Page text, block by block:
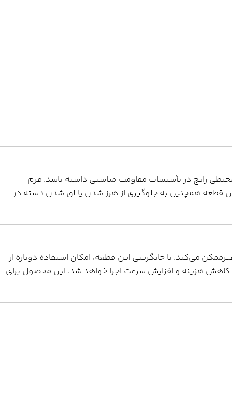
رایج در تأسیسات مقاومت مناسبی داشته باشد. فرم
قطعه همچنین به جلوگیری از هرز شدن یا لق شدن دسته در
می‌کند. با جایگزینی این قطعه، امکان استفاده دوباره از
هزینه و افزایش سرعت اجرا خواهد شد. این محصول برای